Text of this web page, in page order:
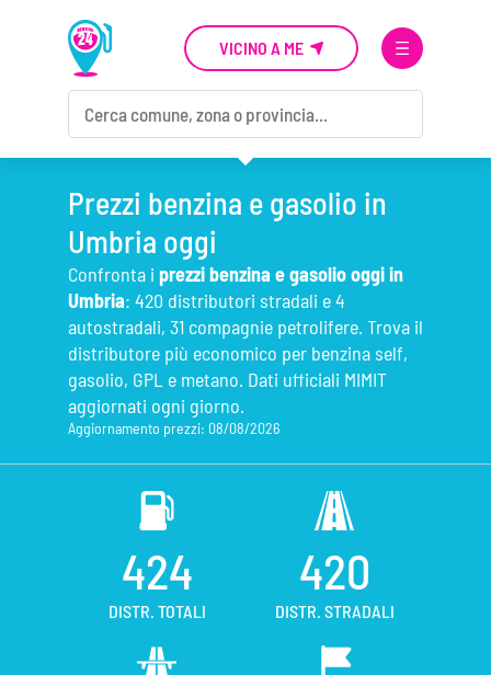
VICINO A ME
Prezzi benzina e gasolio in
Umbria oggi
Confronta i prezzi benzina e gasolio oggi in
Umbria: 420 distributori stradali e 4
autostradali, 31 compagnie petrolifere. Trova il
distributore più economico per benzina self,
gasolio, GPL e metano. Dati ufficiali MIMIT
aggiornati ogni giorno.
Aggiornamento prezzi: 08/08/2026
424
DISTR. TOTALI
420
DISTR. STRADALI